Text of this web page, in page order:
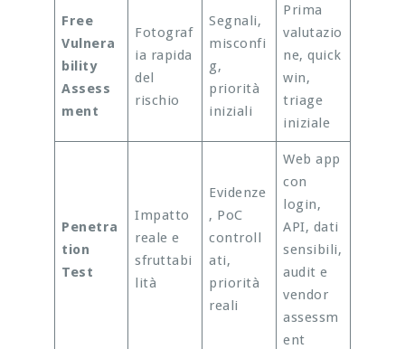
Free
Vulnera
bility
Assess
ment
Fotograf
ia rapida
del
rischio
Segnali,
misconfi
g,
priorità
iniziali
Prima
valutazio
ne, quick
win,
triage
iniziale
Penetra
tion
Test
Impatto
reale e
sfruttabi
lità
Evidenze
, PoC
controll
ati,
priorità
reali
Web app
con
login,
API, dati
sensibili,
audit e
vendor
assessm
ent